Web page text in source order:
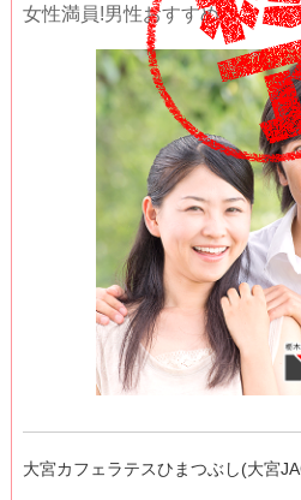
女性満員!男性おすすめ
大宮カフェラテスひまつぶし(大宮